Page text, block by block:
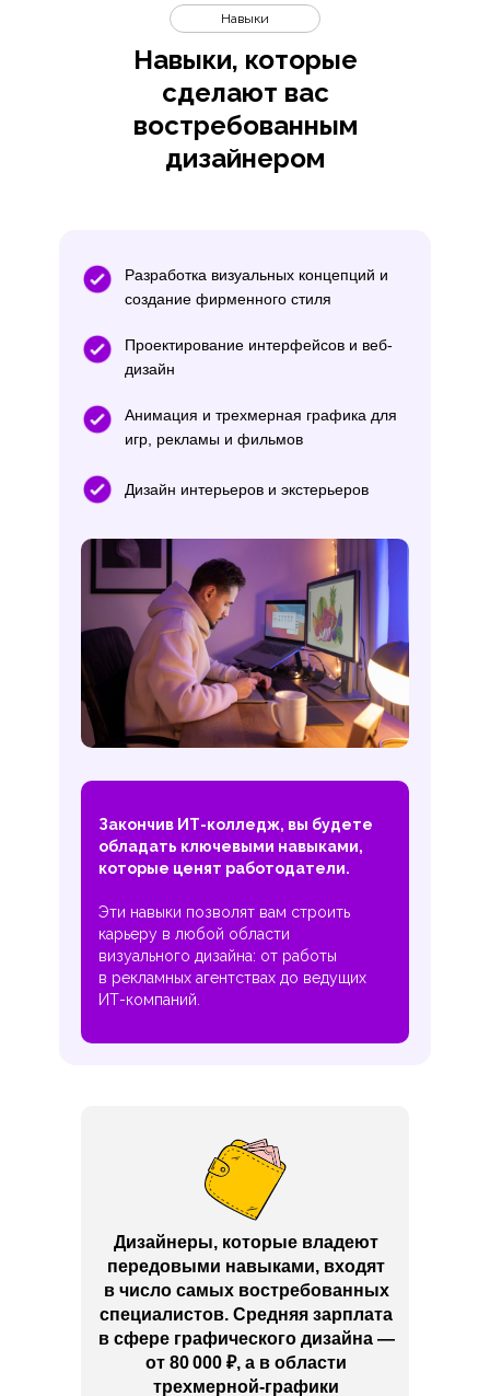
Навыки, которые
сделают вас
востребованным
дизайнером
Навыки
Закончив ИТ-колледж, вы будете
обладать ключевыми навыками,
которые ценят работодатели.
Эти навыки позволят вам строить
карьеру в любой области
визуального дизайна: от работы
в рекламных агентствах до ведущих
ИТ-компаний.
Разработка визуальных концепций и
создание фирменного стиля
Проектирование интерфейсов и веб-
дизайн
Анимация и трехмерная графика для
игр, рекламы и фильмов
Дизайн интерьеров и экстерьеров
Дизайнеры, которые владеют
передовыми навыками, входят
в число самых востребованных
специалистов. Средняя зарплата
в сфере графического дизайна —
от 80 000 ₽, а в области
трехмерной-графики